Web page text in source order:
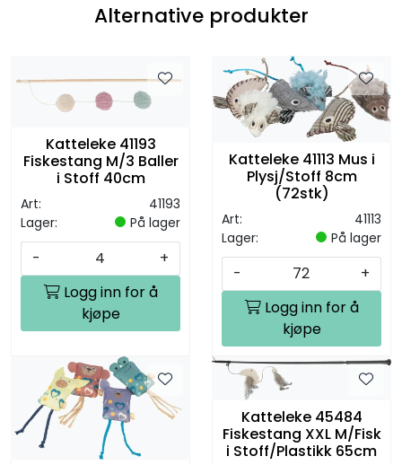
Alternative produkter
Katteleke 41193
Fiskestang M/3 Baller
i Stoff 40cm
Art:
41193
Lager:
På lager
-
+
Logg inn for å
kjøpe
Katteleke 41113 Mus i
Plysj/Stoff 8cm
(72stk)
Art:
41113
Lager:
På lager
-
+
Logg inn for å
kjøpe
Katteleke 45484
Fiskestang XXL M/Fisk
i Stoff/Plastikk 65cm